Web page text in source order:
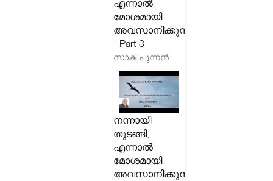
എന്നാൽ
മോശമായി
അവസാനിക്കുന്നു
- Part 3
സാക് പുന്നൻ
നന്നായി
തുടങ്ങി,
എന്നാൽ
മോശമായി
അവസാനിക്കുന്നു